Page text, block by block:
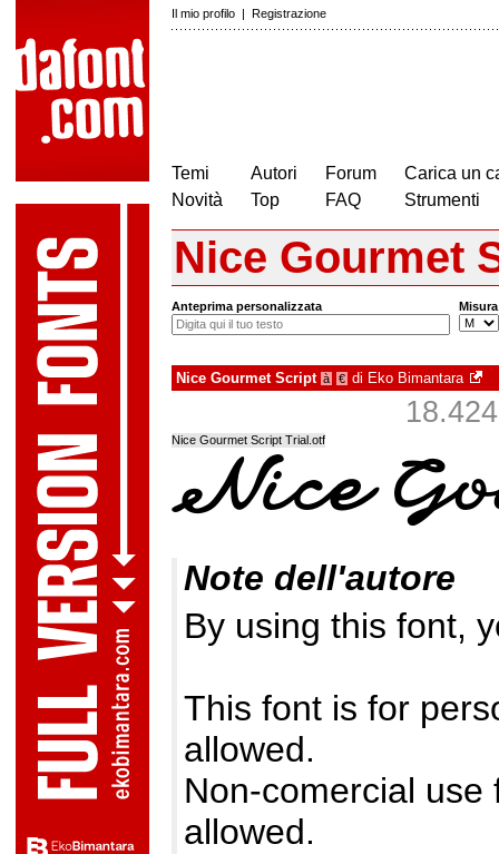
Il mio profilo | Registrazione
Temi
Novità
Autori
Top
Forum
FAQ
Carica un
Strumenti
Nice Gourmet
Anteprima personalizzata Misura
Nice Gourmet Script à € di Eko Bimantara
Nice Gourmet Script Trial.otf
Note dell'autore
By using this font,
This font is for
allowed.
Non-comercial
allowed.